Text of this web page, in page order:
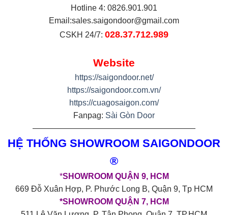
Hotline 4: 0826.901.901
Email:sales.saigondoor@gmail.com
CSKH 24/7: 028.37.712.989
Website
https://saigondoor.net/
https://saigondoor.com.vn/
https://cuagosaigon.com/
Fanpag: Sài Gòn Door
————————————————————
HỆ THỐNG SHOWROOM SAIGONDOOR
®
*SHOWROOM QUẬN 9, HCM
669 Đỗ Xuân Hợp, P. Phước Long B, Quận 9, Tp HCM
*SHOWROOM QUẬN 7, HCM